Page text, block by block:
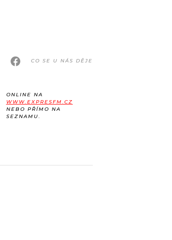
CO SE U NÁS DĚJE
ONLINE NA
WWW.EXPRESFM.CZ
NEBO PŘÍMO NA
SEZNAMU.